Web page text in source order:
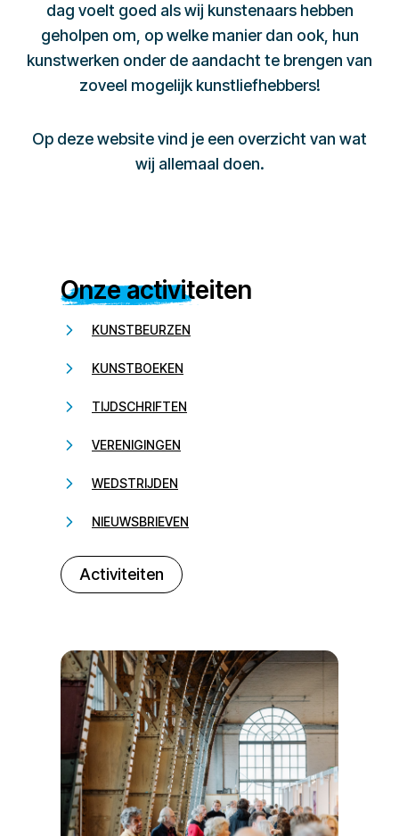
dag voelt goed als wij kunstenaars hebben
geholpen om, op welke manier dan ook, hun
kunstwerken onder de aandacht te brengen van
zoveel mogelijk kunstliefhebbers!
Op deze website vind je een overzicht van wat
wij allemaal doen.
Onze activiteiten
KUNSTBEURZEN
KUNSTBOEKEN
TIJDSCHRIFTEN
VERENIGINGEN
WEDSTRIJDEN
NIEUWSBRIEVEN
Activiteiten
232323